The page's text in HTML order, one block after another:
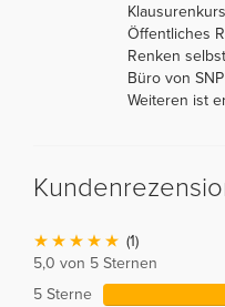
Öffentliches
Renken
Büro von
Weiteren ist
(1)
5,0 von 5 Sternen
5 Sterne